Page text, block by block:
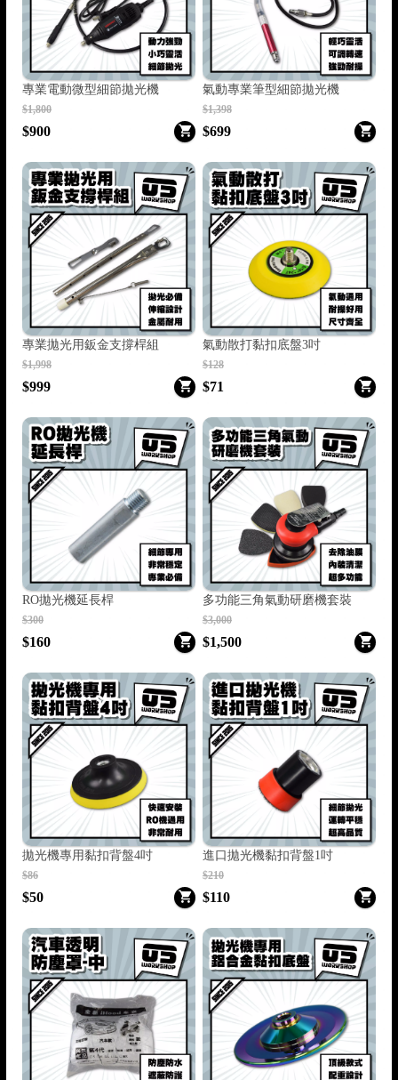
專業電動微型細節拋光機
$1,800
$900
氣動專業筆型細節拋光機
$1,398
$699
專業拋光用鈑金支撐桿組
$1,998
$999
氣動散打黏扣底盤3吋
$128
$71
RO拋光機延長桿
$300
$160
多功能三角氣動研磨機套裝
$3,000
$1,500
拋光機專用黏扣背盤4吋
$86
$50
進口拋光機黏扣背盤1吋
$210
$110